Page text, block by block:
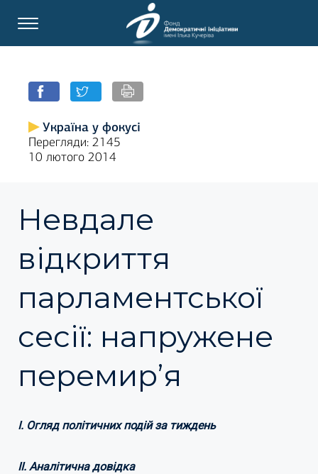
Україна у фокусі
Перегляди: 2145
10 лютого 2014
Невдале
відкриття
парламентської
сесії: напружене
перемир’я
І. Огляд політичних подій за тиждень
ІI. Аналітична довідка